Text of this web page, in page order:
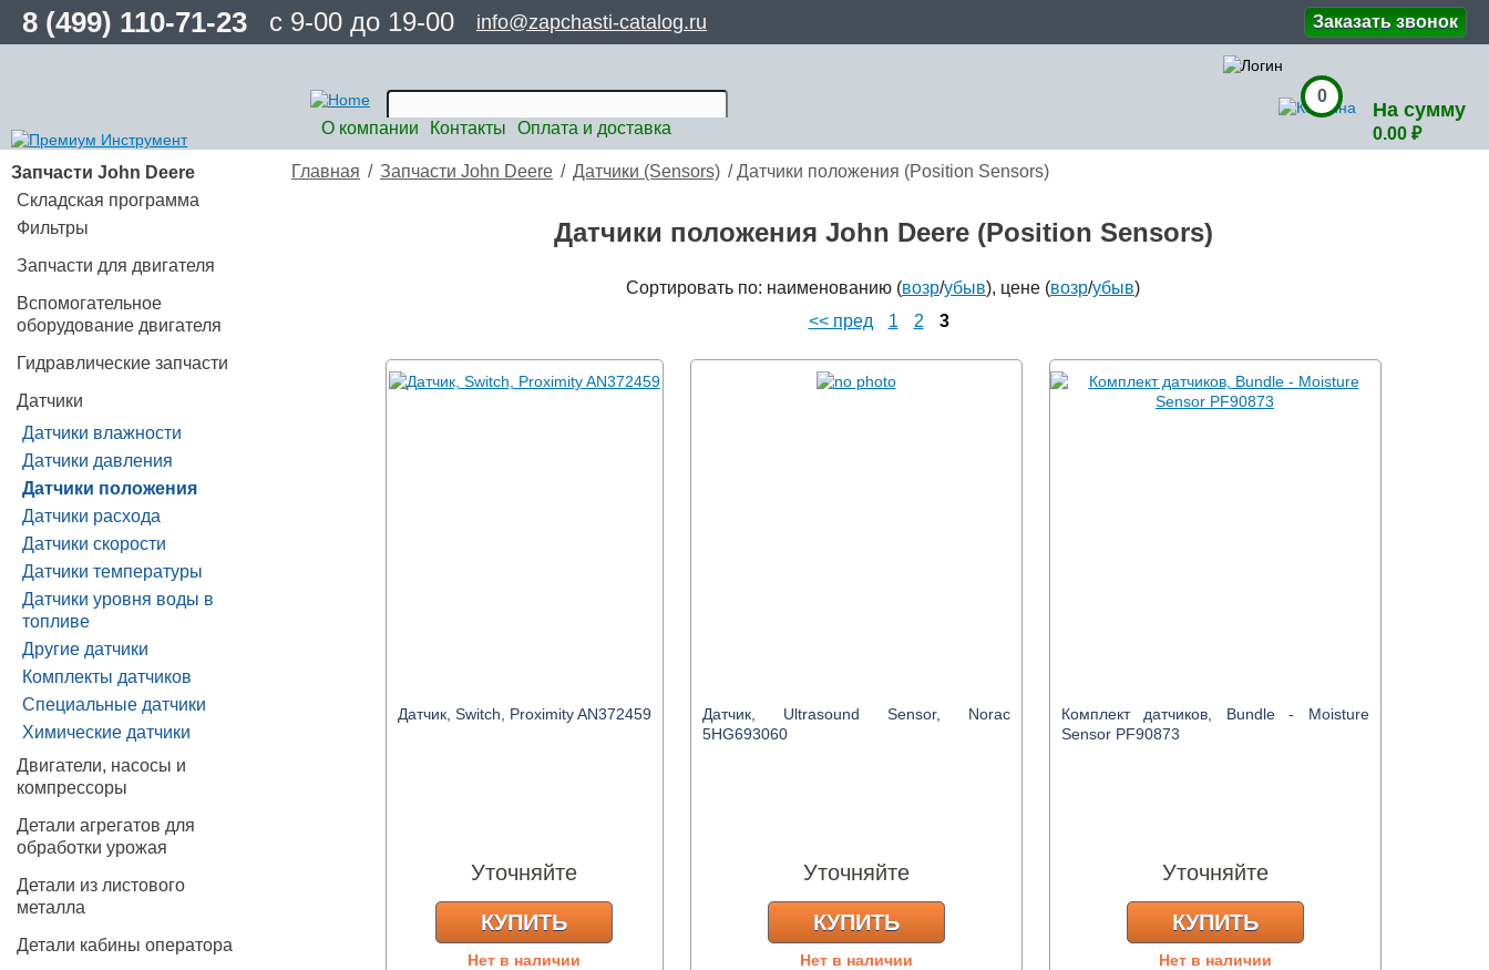
8 (499) 110-71-23 с 9-00 до 19-00 info@zapchasti-catalog.ru Заказать звонок
О компании Контакты Оплата и доставка
0
На сумму
0.00 ₽
Запчасти John Deere
Складская программа
Фильтры
Запчасти для двигателя
Вспомогательное
оборудование двигателя
Гидравлические запчасти
Датчики
Датчики влажности
Датчики давления
Датчики положения
Датчики расхода
Датчики скорости
Датчики температуры
Датчики уровня воды в
топливе
Другие датчики
Комплекты датчиков
Специальные датчики
Химические датчики
Двигатели, насосы и
компрессоры
Детали агрегатов для
обработки урожая
Детали из листового
металла
Детали кабины оператора
Главная / Запчасти John Deere / Датчики (Sensors) /Датчики положения (Position Sensors)
Датчики положения John Deere (Position Sensors)
Сортировать по: наименованию (возр/убыв), цене (возр/убыв)
<< пред
1 2 3
Датчик, Switch, Proximity AN372459
Уточняйте
КУПИТЬ
Нет в наличии
Датчик, Ultrasound Sensor, Norac
5HG693060
Уточняйте
КУПИТЬ
Нет в наличии
Комплект датчиков, Bundle - Moisture
Sensor PF90873
Уточняйте
КУПИТЬ
Нет в наличии